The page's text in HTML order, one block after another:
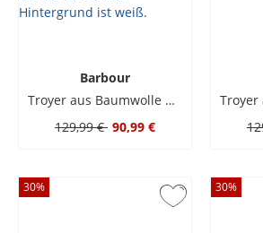
Barbour
Troyer aus Baumwolle mit gesticktem Label-Schriftzug
129,99 € 90,99 €
30% 30%